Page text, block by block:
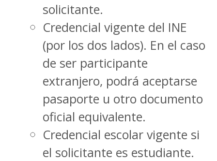
solicitante.
Credencial vigente del INE
(por los dos lados). En el caso
de ser participante
extranjero, podrá aceptarse
pasaporte u otro documento
oficial equivalente.
Credencial escolar vigente si
el solicitante es estudiante.